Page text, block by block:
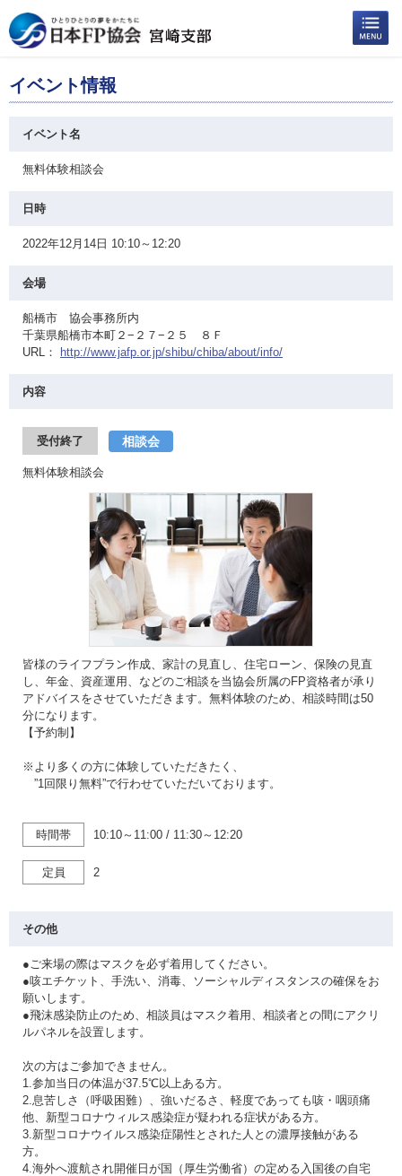
イベント情報
イベント名
無料体験相談会
日時
2022年12月14日 10:10～12:20
会場
船橋市 協会事務所内
千葉県船橋市本町２−２７−２５ ８Ｆ
URL：
http://www.jafp.or.jp/shibu/chiba/about/info/
内容
受付終了 相談会
無料体験相談会
皆様のライフプラン作成、家計の見直し、住宅ローン、保険の見直
し、年金、資産運用、などのご相談を当協会所属のFP資格者が承り
アドバイスをさせていただきます。無料体験のため、相談時間は50
分になります。
【予約制】
※より多くの方に体験していただきたく、
”1回限り無料”で行わせていただいております。
時間帯 10:10～11:00 / 11:30～12:20
定員 2
その他
●ご来場の際はマスクを必ず着用してください。
●咳エチケット、手洗い、消毒、ソーシャルディスタンスの確保をお
願いします。
●飛沫感染防止のため、相談員はマスク着用、相談者との間にアクリ
ルパネルを設置します。
次の方はご参加できません。
1.参加当日の体温が37.5℃以上ある方。
2.息苦しさ（呼吸困難）、強いだるさ、軽度であっても咳・咽頭痛
他、新型コロナウィルス感染症が疑われる症状がある方。
3.新型コロナウイルス感染症陽性とされた人との濃厚接触がある
方。
4.海外へ渡航され開催日が国（厚生労働省）の定める入国後の自宅